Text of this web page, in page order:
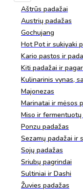
Aštrūs padažai
Austrių padažas
Gochujang
Hot Pot ir sukiyaki
Kario pastos ir
Kiti padažai ir
Kulinarinis vynas,
Majonezas
Marinatai ir mėsos
Miso ir
Ponzu padažas
Sezamų padažai ir
Sojų padažas
Sriubų pagrindai
Sultiniai ir Dashi
Žuvies padažas